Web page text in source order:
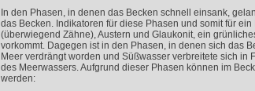
In den Phasen, in denen das Becken schnell einsank,
das Becken. Indikatoren für diese Phasen und somit für
(überwiegend Zähne), Austern und Glaukonit, ein
vorkommt. Dagegen ist in den Phasen, in denen sich das
Meer verdrängt worden und Süßwasser verbreitete sich in
des Meerwassers. Aufgrund dieser Phasen können im
werden: